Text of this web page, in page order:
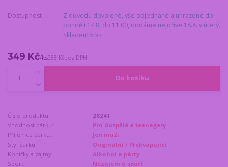
Dostupnost
Z důvodu dovolené, vše objednané a uhrazené do
pondělí 17.8. do 11:00, dodáme nejdříve 18.8. v úterý.
Skladem 5 ks
349 Kč/ks288 Kčbez DPH
Do košíku
Číslo produktu:
28241
Vhodnost dárku:
Pro dospělé a teenagery
Příjemce dárku:
Jen muži
Styl dárku:
Originální / Překvapující
Koníčky a zájmy:
Alkohol a párty
Sport:
Nezájem o sport